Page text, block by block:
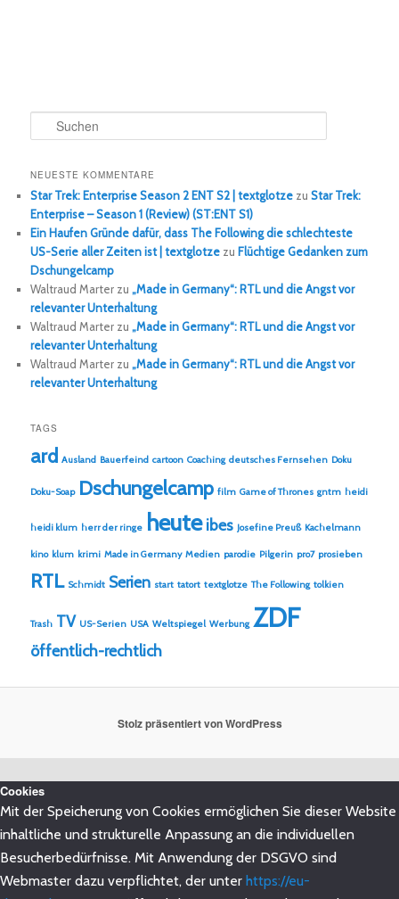
u
h
e
n
NEUESTE KOMMENTARE
Star Trek: Enterprise Season 2 ENT S2 | textglotze zuStar Trek:
Enterprise – Season 1 (Review) (ST:ENT S1)
Ein Haufen Gründe dafür, dass The Following die schlechteste
US-Serie aller Zeiten ist | textglotze zu Flüchtige Gedanken zum
Dschungelcamp
Waltraud Marter zu„Made in Germany“: RTL und die Angst vor
relevanter Unterhaltung
Waltraud Marter zu„Made in Germany“: RTL und die Angst vor
relevanter Unterhaltung
Waltraud Marter zu„Made in Germany“: RTL und die Angst vor
relevanter Unterhaltung
TAGS
ard Ausland Bauerfeind cartoon Coaching deutsches Fernsehen Doku
Doku-Soap Dschungelcamp film Game of Thrones gntm heidi
heidi klum herr der ringe heute ibes Josefine Preuß Kachelmann
kino klum krimi Made in Germany Medien parodie Pilgerin pro7 prosieben
RTL Schmidt Serien start tatort textglotze The Following tolkien
Trash TV US-Serien USA Weltspiegel Werbung ZDF
öffentlich-rechtlich
Stolz präsentiert von WordPress
Cookies
Mit der Speicherung von Cookies ermöglichen Sie dieser Website
inhaltliche und strukturelle Anpassung an die individuellen
Besucherbedürfnisse. Mit Anwendung der DSGVO sind
Webmaster dazu verpflichtet, der unter https://eu-